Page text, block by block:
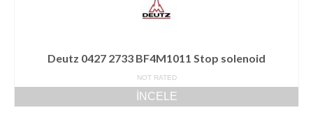
Deutz 0427 2733 BF4M1011 Stop solenoid
NOT RATED
İNCELE